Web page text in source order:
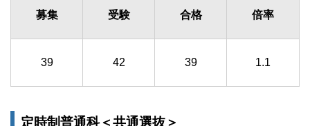
募集 受験 合格 倍率
39 42 39 1.1
定時制普通科＜共通選抜＞